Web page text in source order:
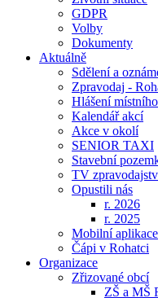
GDPR
Volby
Dokumenty
Aktuálně
Sdělení a
Zpravodaj -
Hlášení
Kalendář akcí
Akce v okolí
SENIOR TAXI
Stavební
TV
Opustili nás
r. 2026
r. 2025
Mobilní aplikace
Čápi v Rohatci
Organizace
Zřizované obcí
ZŠ a MŠ